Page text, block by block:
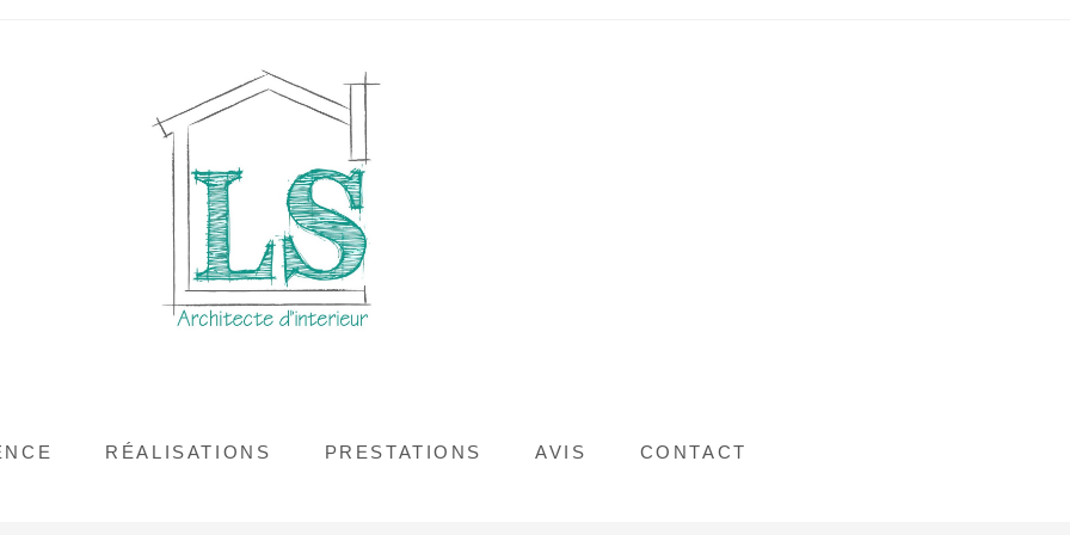
RÉALISATIONS PRESTATIONS AVIS CONTACT